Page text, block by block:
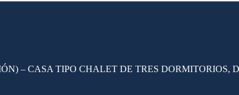
– CASA TIPO CHALET DE TRES DORMITORIOS,